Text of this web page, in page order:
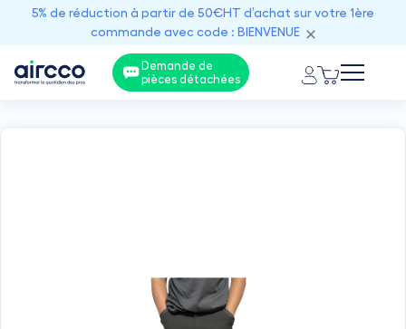
5% de réduction à partir de 50€HT d’achat sur votre 1ère
commande avec code : BIENVENUE
Demande de
pièces détachées